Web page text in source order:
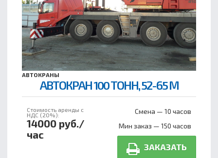
АВТОКРАНЫ
АВТОКРАН 100 ТОНН, 52-65 М
Стоимость аренды с
НДС (20%):
14000 руб./
час
Смена — 10 часов
Мин заказ — 150 часов
ЗАКАЗАТЬ